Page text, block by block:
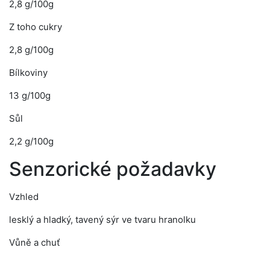
2,8 g/100g
Z toho cukry
2,8 g/100g
Bílkoviny
13 g/100g
Sůl
2,2 g/100g
Senzorické požadavky
Vzhled
lesklý a hladký, tavený sýr ve tvaru hranolku
Vůně a chuť